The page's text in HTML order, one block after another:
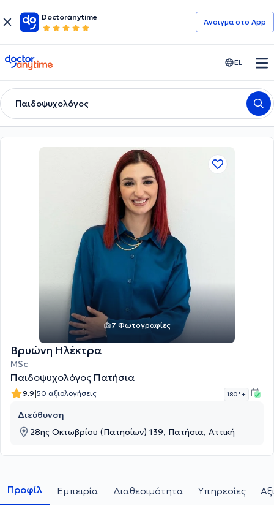
Doctoranytime
Άνοιγμα στο App
doctoranytime EL
Παιδοψυχολόγος
7 Φωτογραφίες
Βρυώνη Ηλέκτρα
MSc
Παιδοψυχολόγος Πατήσια
9.9|50 αξιολογήσεις 180 ' +
Διεύθυνση
28ης Οκτωβρίου (Πατησίων) 139, Πατήσια, Αττική
Προφίλ Εμπειρία Διαθεσιμότητα Υπηρεσίες